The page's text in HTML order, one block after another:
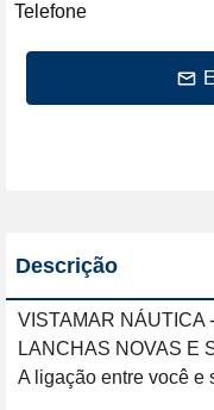
Telefone
Descrição
VISTAMAR NÁUTICA
LANCHAS NOVAS E
A ligação entre você e